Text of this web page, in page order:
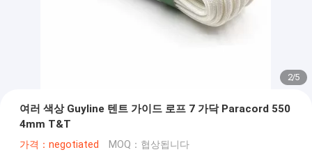
2/5
여러 색상 Guyline 텐트 가이드 로프 7 가닥 Paracord 550
4mm T&T
가격：negotiated MOQ：협상됩니다